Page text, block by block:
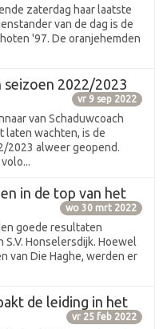
zaterdag haar laatste
van de dag is de
'97. De oranjehemden
seizoen 2022/2023
vr 9 sep 2022
van Schaduwcoach
laten wachten, is de
2023 alweer geopend.
in de top van het
wo 30 mrt 2022
goede resultaten
Honselersdijk. Hoewel
van Die Haghe, werden er
de leiding in het
vr 25 feb 2022